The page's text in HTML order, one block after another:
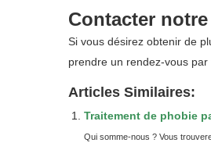
Contacter
Si vous désirez obtenir de
prendre un rendez-vous par
Articles Similaires:
Traitement de phobie
Qui somme-nous ? Vous